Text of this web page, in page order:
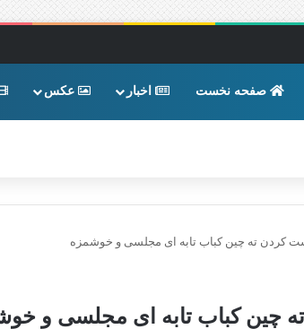
صفحه نخست اخبار عکس
کردن ته چین کباب تابه ای مجلسی و خوشمزه
چین کباب تابه ای مجلسی و